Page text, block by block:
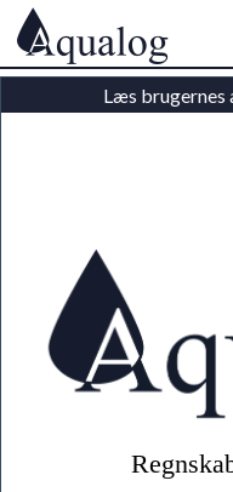
Læs brugernes